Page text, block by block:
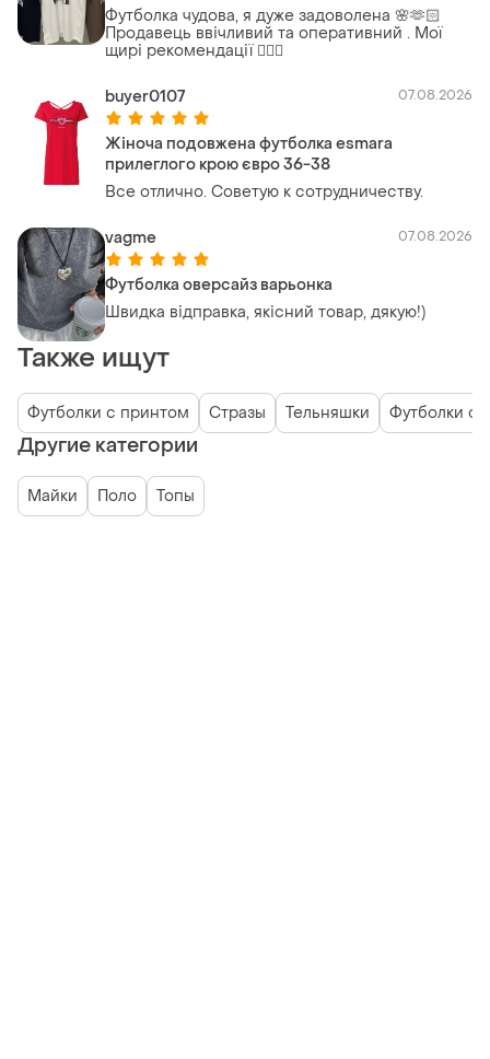
Футболка чудова, я дуже задоволена 🌸🫶🏻
Продавець ввічливий та оперативний . Мої
щирі рекомендації 👌🏻💯
buyer0107 07.08.2026
Жіноча подовжена футболка esmara
прилеглого крою євро 36-38
Все отлично. Советую к сотрудничеству.
vagme 07.08.2026
Футболка оверсайз варьонка
Швидка відправка, якісний товар, дякую!)
Также ищут
Футболки с принтом Стразы Тельняшки Футболки с
Другие категории
Майки Поло Топы